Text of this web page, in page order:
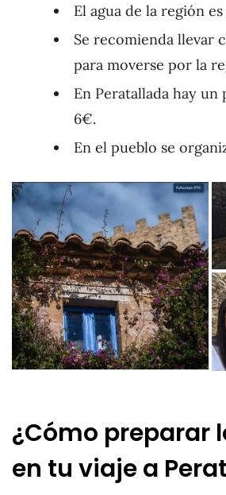
El agua de la región
Se recomienda llevar
para moverse por la
En Peratallada hay un
6€.
En el pueblo se
¿Cómo preparar
en tu viaje a